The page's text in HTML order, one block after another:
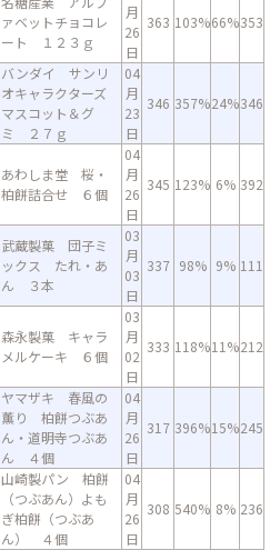
ァベットチョコレ
ート １２３ｇ
月
26
日
363 103%66%353
バンダイ サンリ
オキャラクターズ
マスコット＆グ
ミ ２７ｇ
04
月
23
日
346 357%24%346
あわしま堂 桜・
柏餅詰合せ ６個
04
月
26
日
345 123% 6% 392
武蔵製菓 団子ミ
ックス たれ・あ
ん ３本
03
月
03
日
337 98% 9% 111
森永製菓 キャラ
メルケーキ ６個
03
月
02
日
333 118%11%212
ヤマザキ 春風の
薫り 柏餅つぶあ
ん・道明寺つぶあ
ん ４個
04
月
26
日
317 396%15%245
山崎製パン 柏餅
（つぶあん）よも
ぎ柏餅（つぶあ
ん） ４個
04
月
26
日
308 540% 8% 236